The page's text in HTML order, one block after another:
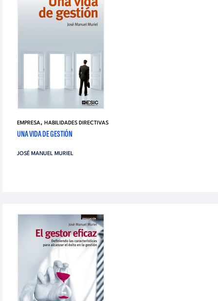
EMPRESA, HABILIDADES DIRECTIVAS
UNA VIDA DE GESTIÓN
JOSÉ MANUEL MURIEL